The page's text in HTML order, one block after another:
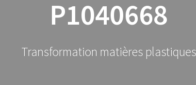
P1040668
Transformation matières plastiques